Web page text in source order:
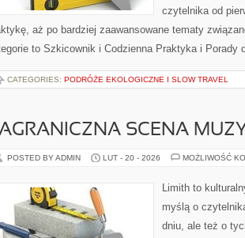
czytelnika od
aż po bardziej zaawansowane tematy
to Szkicownik i Codzienna Praktyka i Porady
CATEGORIES: PODRÓŻE EKOLOGICZNE I SLOW TRAVEL
SCENA
POSTED BY ADMIN LUT - 20 - 2026 MOŻLIWOŚĆ
Limith to
myślą o
dniu, ale też o